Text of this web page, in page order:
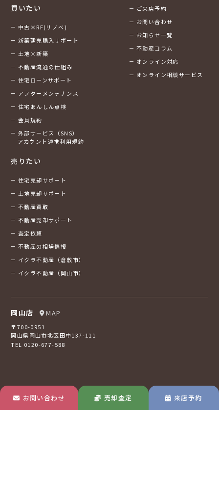
お問い合わせ 売却査定 来店予約
買いたい
中古×RF(リノベ)
新築建売購入サポート
土地×新築
不動産流通の仕組み
住宅ローンサポート
アフターメンテナンス
住宅あんしん点検
会員規約
外部サービス（SNS）
アカウント連携利用規約
売りたい
住宅売却サポート
土地売却サポート
不動産買取
不動産売却サポート
査定依頼
不動産の相場情報
イクラ不動産（倉敷市）
イクラ不動産（岡山市）
ご来店予約
お問い合わせ
お知らせ一覧
不動産コラム
オンライン対応
オンライン相談サービス
岡山店 MAP
〒700-0951
岡山県岡山市北区田中137-111
TEL 0120-677-588